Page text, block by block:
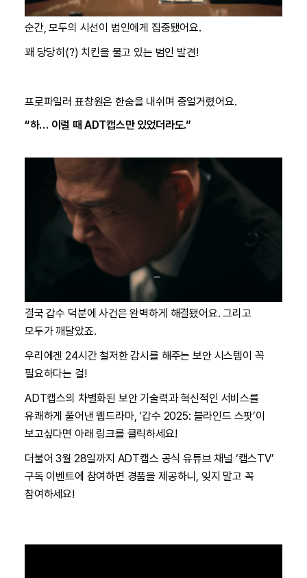
순간, 모두의 시선이 범인에게 집중됐어요.
꽤 당당히(?) 치킨을 물고 있는 범인 발견!
프로파일러 표창원은 한숨을 내쉬며 중얼거렸어요.
“하… 이럴 때 ADT캡스만 있었더라도.”
결국 갑수 덕분에 사건은 완벽하게 해결됐어요. 그리고
모두가 깨달았죠.
우리에겐 24시간 철저한 감시를 해주는 보안 시스템이 꼭
필요하다는 걸!
ADT캡스의 차별화된 보안 기술력과 혁신적인 서비스를
유쾌하게 풀어낸 웹드라마, ‘갑수 2025: 블라인드 스팟’이
보고싶다면 아래 링크를 클릭하세요!
더불어 3월 28일까지 ADT캡스 공식 유튜브 채널 ‘캡스TV’
구독 이벤트에 참여하면 경품을 제공하니, 잊지 말고 꼭
참여하세요!